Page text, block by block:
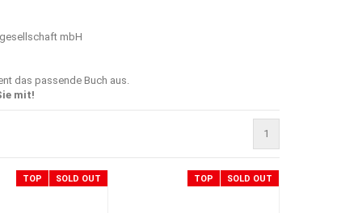
mbH
das passende Buch aus.
mit!
1
TOP SOLD OUT TOP SOLD OUT